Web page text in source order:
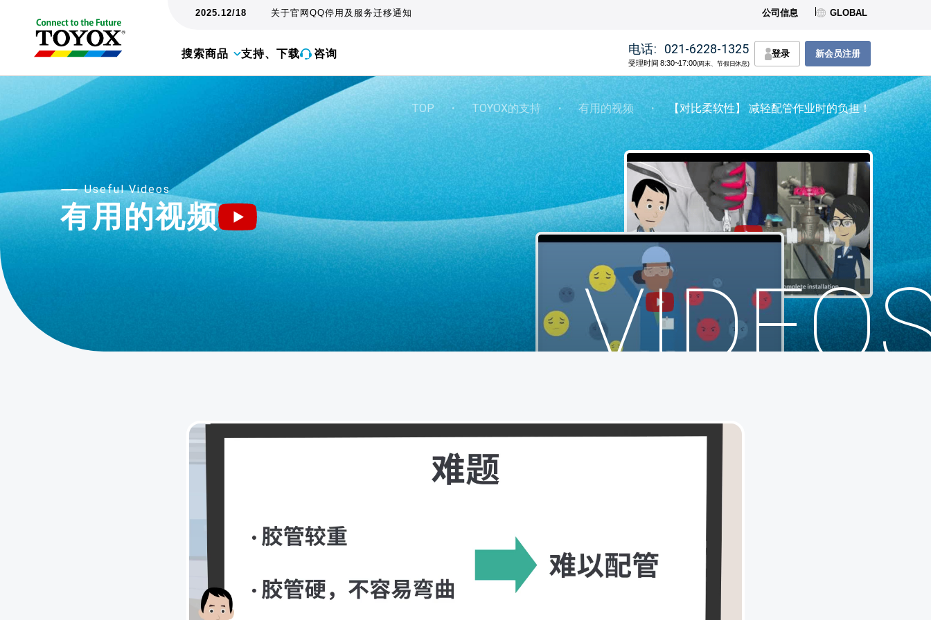
2025.12/18 关于官网QQ停用及服务迁移通知 公司信息 GLOBAL
搜索商品 支持、下载 咨询 电话: 021-6228-1325
受理时间 8:30~17:00(周末、节假日休息)
登录 新会员注册
TOP ・ TOYOX的支持 ・ 有用的视频 ・ 【对比柔软性】 减轻配管作业时的负担！
Useful Videos
有用的视频